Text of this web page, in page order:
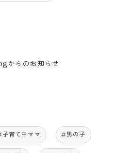
からのお知らせ
育て中ママ #男の子